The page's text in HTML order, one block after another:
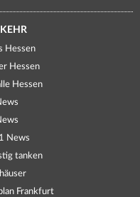
Hessen
Hessen
Hessen
News
tanken
Frankfurt